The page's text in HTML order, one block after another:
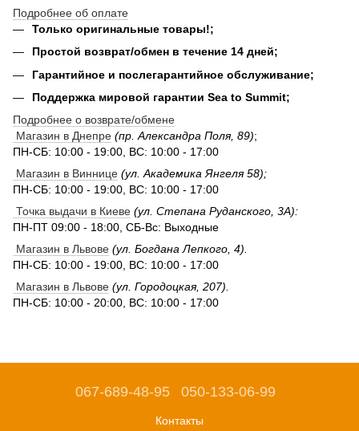
Подробнее об оплате
Только оригинальные товары!;
Простой возврат/обмен в течение 14 дней;
Гарантийное и послегарантийное обслуживание;
Поддержка мировой гарантии Sea to Summit;
Подробнее о возврате/обмене
Магазин в Днепре (пр. Александра Поля, 89);
ПН-СБ: 10:00 - 19:00, ВС: 10:00 - 17:00
Магазин в Виннице (ул. Академика Янгеля 58);
ПН-СБ: 10:00 - 19:00, ВС: 10:00 - 17:00
Точка выдачи в Киеве (ул. Степана Руданского, 3А):
ПН-ПТ 09:00 - 18:00, СБ-Вс: Выходные
Магазин в Львове (ул. Богдана Лепкого, 4).
ПН-СБ: 10:00 - 19:00, ВС: 10:00 - 17:00
Магазин в Львове (ул. Городоцкая, 207).
ПН-СБ: 10:00 - 20:00, ВС: 10:00 - 17:00
067-689-48-95 050-133-06-99
Контакты